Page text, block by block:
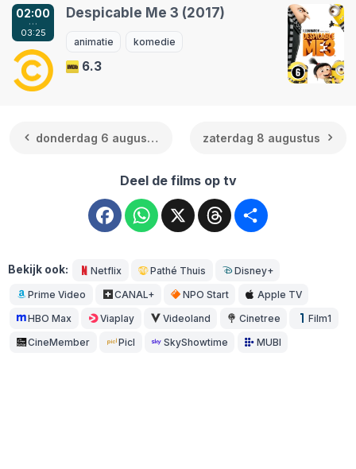
02:00
…
03:25
Despicable Me 3 (2017)
animatie komedie
6.3
donderdag 6 augustus zaterdag 8 augustus
Deel de films op tv
FacebookWhatsApp
X Threads
Bekijk ook: Netflix Pathé Thuis Disney+
Prime Video CANAL+ NPO Start Apple TV
HBO Max Viaplay Videoland Cinetree Film1
CineMember Picl SkyShowtime MUBI